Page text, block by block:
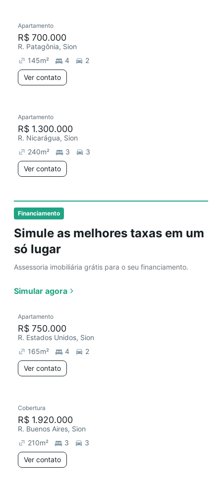
Financiamento
Simule as melhores taxas em um
só lugar
Assessoria imobiliária grátis para o seu financiamento.
Simular agora
Apartamento
R$ 700.000
R. Patagônia, Sion
145m² 4
2
Ver contato
Apartamento
R$ 1.300.000
R. Nicarágua, Sion
240m² 3
3
Ver contato
Apartamento
R$ 750.000
R. Estados Unidos, Sion
165m² 4
2
Ver contato
Cobertura
R$ 1.920.000
R. Buenos Aires, Sion
210m² 3
3
Ver contato